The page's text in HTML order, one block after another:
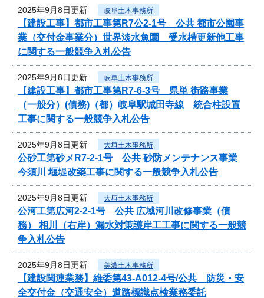
2025年9月8日更新 岐阜土木事務所
【建設工事】都市工事第R7公2-1号 公共 都市公園事
業（交付金事業分）世界淡水魚園 受水槽更新他工事
に関する一般競争入札公告
2025年9月8日更新 岐阜土木事務所
【建設工事】都市工事第R7-6-3号 県単 街路事業
（一般分）(債務)（都）岐阜駅城田寺線 統合柱設置
工事に関する一般競争入札公告
2025年9月8日更新 大垣土木事務所
公砂工第砂メR7-2-1号 公共 砂防メンテナンス事業
今須川 堰堤改築工事に関する一般競争入札公告
2025年9月8日更新 大垣土木事務所
公河工第広河2-2-1号 公共 広域河川改修事業（債
務） 相川（右岸）漏水対策護岸工工事に関する一般競
争入札公告
2025年9月8日更新 美濃土木事務所
【建設関連業務】維委第43-A012-4号/公共 防災・安
全交付金（交通安全）道路標識点検業務委託